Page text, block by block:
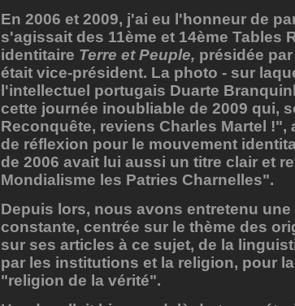
En 2006 et 2009, j'ai eu l'honneur de
s'agissait des 11ème et 14ème Tables
identitaire Terre et Peuple, présidée
était vice-président. La photo - sur
l'intellectuel portugais Duarte
cette journée inoubliable de 2009 qui,
Reconquête, reviens Charles Martel
de réflexion pour le mouvement
de 2006 avait lui aussi un titre clair et
Mondialisme les Patries Charnelles".
Depuis lors, nous avons entretenu
constante, centrée sur le thème des
sur ses articles à ce sujet, de la
par les institutions et la religion, pour
"religion de la vérité".